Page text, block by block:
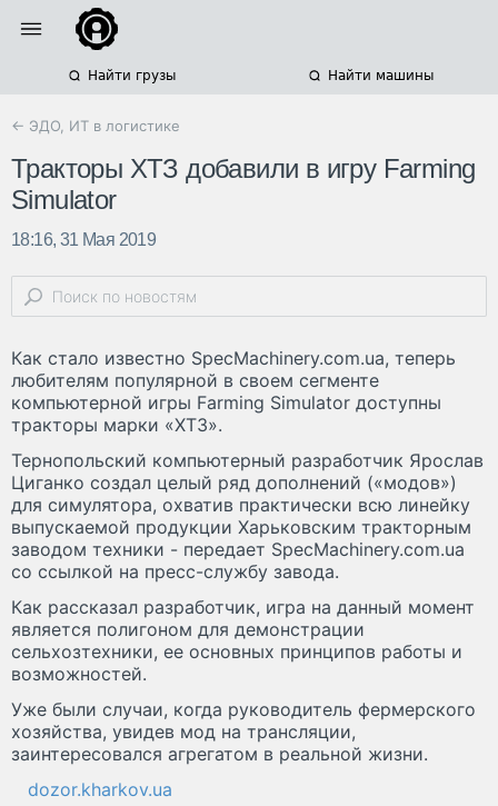
Найти грузы Найти машины
← ЭДО, ИТ в логистике
Тракторы ХТЗ добавили в игру Farming
Simulator
18:16, 31 Мая 2019
Как стало известно SpecMachinery.com.ua, теперь
любителям популярной в своем сегменте
компьютерной игры Farming Simulator доступны
тракторы марки «ХТЗ».
Тернопольский компьютерный разработчик Ярослав
Циганко создал целый ряд дополнений («модов»)
для симулятора, охватив практически всю линейку
выпускаемой продукции Харьковским тракторным
заводом техники - передает SpecMachinery.com.ua
со ссылкой на пресс-службу завода.
Как рассказал разработчик, игра на данный момент
является полигоном для демонстрации
сельхозтехники, ее основных принципов работы и
возможностей.
Уже были случаи, когда руководитель фермерского
хозяйства, увидев мод на трансляции,
заинтересовался агрегатом в реальной жизни.
dozor.kharkov.ua